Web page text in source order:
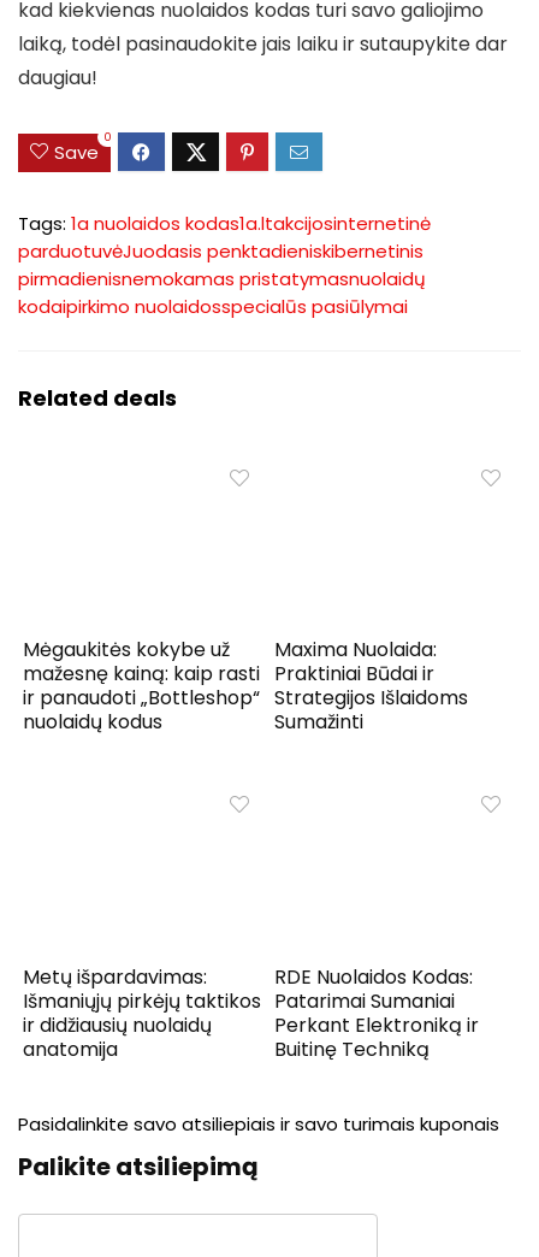
kad kiekvienas nuolaidos kodas turi savo galiojimo
laiką, todėl pasinaudokite jais laiku ir sutaupykite dar
daugiau!
Save
0
Tags: 1a nuolaidos kodas1a.ltakcijosinternetinė
parduotuvėJuodasis penktadieniskibernetinis
pirmadienisnemokamas pristatymasnuolaidų
kodaipirkimo nuolaidosspecialūs pasiūlymai
Related deals
Mėgaukitės kokybe už
mažesnę kainą: kaip rasti
ir panaudoti „Bottleshop“
nuolaidų kodus
Maxima Nuolaida:
Praktiniai Būdai ir
Strategijos Išlaidoms
Sumažinti
Metų išpardavimas:
Išmaniųjų pirkėjų taktikos
ir didžiausių nuolaidų
anatomija
RDE Nuolaidos Kodas:
Patarimai Sumaniai
Perkant Elektroniką ir
Buitinę Techniką
Pasidalinkite savo atsiliepiais ir savo turimais kuponais
Palikite atsiliepimą